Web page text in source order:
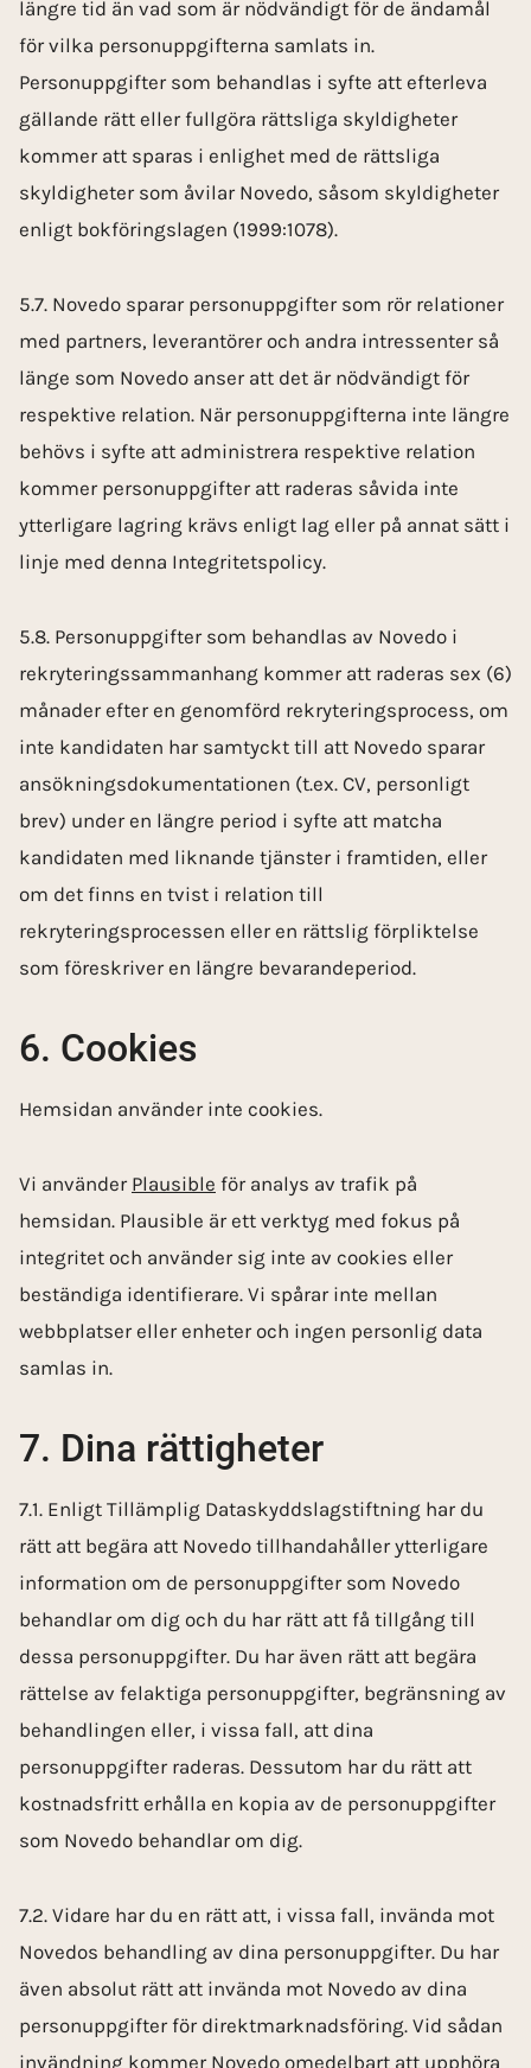
längre tid än vad som är nödvändigt för de ändamål
för vilka personuppgifterna samlats in.
Personuppgifter som behandlas i syfte att efterleva
gällande rätt eller fullgöra rättsliga skyldigheter
kommer att sparas i enlighet med de rättsliga
skyldigheter som åvilar Novedo, såsom skyldigheter
enligt bokföringslagen (1999:1078).
5.7. Novedo sparar personuppgifter som rör relationer
med partners, leverantörer och andra intressenter så
länge som Novedo anser att det är nödvändigt för
respektive relation. När personuppgifterna inte längre
behövs i syfte att administrera respektive relation
kommer personuppgifter att raderas såvida inte
ytterligare lagring krävs enligt lag eller på annat sätt i
linje med denna Integritetspolicy.
5.8. Personuppgifter som behandlas av Novedo i
rekryteringssammanhang kommer att raderas sex (6)
månader efter en genomförd rekryteringsprocess, om
inte kandidaten har samtyckt till att Novedo sparar
ansökningsdokumentationen (t.ex. CV, personligt
brev) under en längre period i syfte att matcha
kandidaten med liknande tjänster i framtiden, eller
om det finns en tvist i relation till
rekryteringsprocessen eller en rättslig förpliktelse
som föreskriver en längre bevarandeperiod.
6. Cookies
Hemsidan använder inte cookies.
Vi använder Plausible för analys av trafik på
hemsidan. Plausible är ett verktyg med fokus på
integritet och använder sig inte av cookies eller
beständiga identifierare. Vi spårar inte mellan
webbplatser eller enheter och ingen personlig data
samlas in.
7. Dina rättigheter
7.1. Enligt Tillämplig Dataskyddslagstiftning har du
rätt att begära att Novedo tillhandahåller ytterligare
information om de personuppgifter som Novedo
behandlar om dig och du har rätt att få tillgång till
dessa personuppgifter. Du har även rätt att begära
rättelse av felaktiga personuppgifter, begränsning av
behandlingen eller, i vissa fall, att dina
personuppgifter raderas. Dessutom har du rätt att
kostnadsfritt erhålla en kopia av de personuppgifter
som Novedo behandlar om dig.
7.2. Vidare har du en rätt att, i vissa fall, invända mot
Novedos behandling av dina personuppgifter. Du har
även absolut rätt att invända mot Novedo av dina
personuppgifter för direktmarknadsföring. Vid sådan
invändning kommer Novedo omedelbart att upphöra